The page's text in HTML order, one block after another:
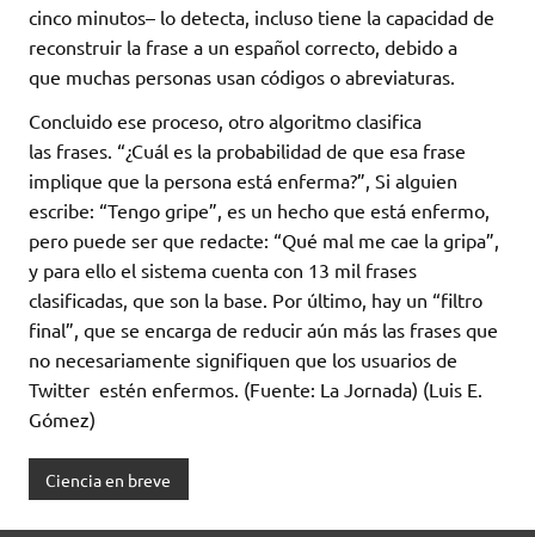
cinco minutos– lo detecta, incluso tiene la capacidad de
reconstruir la frase a un español correcto, debido a
que muchas personas usan códigos o abreviaturas.
Concluido ese proceso, otro algoritmo clasifica
las frases. “¿Cuál es la probabilidad de que esa frase
implique que la persona está enferma?”, Si alguien
escribe: “Tengo gripe”, es un hecho que está enfermo,
pero puede ser que redacte: “Qué mal me cae la gripa”,
y para ello el sistema cuenta con 13 mil frases
clasificadas, que son la base. Por último, hay un “filtro
final”, que se encarga de reducir aún más las frases que
no necesariamente signifiquen que los usuarios de
Twitter estén enfermos. (Fuente: La Jornada) (Luis E.
Gómez)
Ciencia en breve